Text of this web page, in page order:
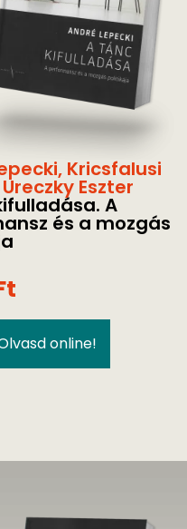
, Kricsfalusi
Ureczky Eszter
A
és a mozgás
online!